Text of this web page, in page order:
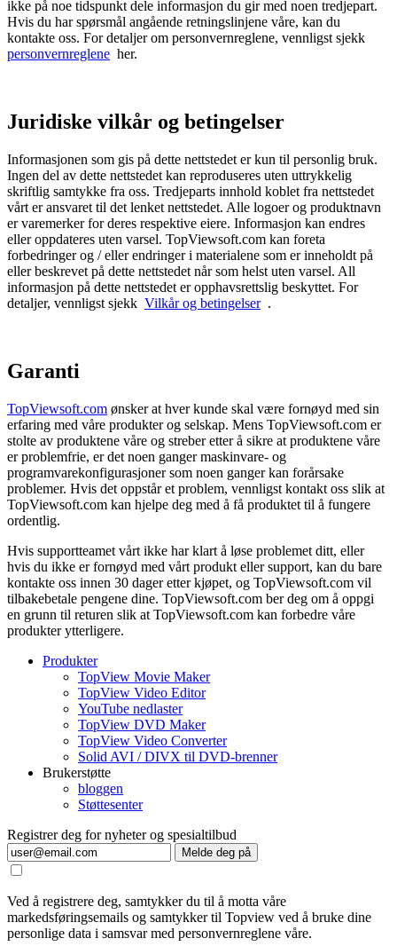
ikke på noe tidspunkt dele informasjon du gir med noen tredjepart.
Hvis du har spørsmål angående retningslinjene våre, kan du
kontakte oss. For detaljer om personvernreglene, vennligst sjekk
personvernreglene her.
Juridiske vilkår og betingelser
Informasjonen som gis på dette nettstedet er kun til personlig bruk.
Ingen del av dette nettstedet kan reproduseres uten uttrykkelig
skriftlig samtykke fra oss. Tredjeparts innhold koblet fra nettstedet
vårt er ansvaret til det lenket nettstedet. Alle logoer og produktnavn
er varemerker for deres respektive eiere. Informasjon kan endres
eller oppdateres uten varsel. TopViewsoft.com kan foreta
forbedringer og / eller endringer i materialene som er inneholdt på
eller beskrevet på dette nettstedet når som helst uten varsel. All
informasjon på dette nettstedet er opphavsrettslig beskyttet. For
detaljer, vennligst sjekk Vilkår og betingelser.
Garanti
TopViewsoft.com ønsker at hver kunde skal være fornøyd med sin
erfaring med våre produkter og selskap. Mens TopViewsoft.com er
stolte av produktene våre og streber etter å sikre at produktene våre
er problemfrie, er det noen ganger maskinvare- og
programvarekonfigurasjoner som noen ganger kan forårsake
problemer. Hvis det oppstår et problem, vennligst kontakt oss slik at
TopViewsoft.com kan hjelpe deg med å få produktet til å fungere
ordentlig.
Hvis supportteamet vårt ikke har klart å løse problemet ditt, eller
hvis du ikke er fornøyd med vårt produkt eller support, kan du bare
kontakte oss innen 30 dager etter kjøpet, og TopViewsoft.com vil
tilbakebetale pengene dine. TopViewsoft.com ber deg om å oppgi
en grunn til returen slik at TopViewsoft.com kan forbedre våre
produkter ytterligere.
Produkter
TopView Movie Maker
TopView Video Editor
YouTube nedlaster
TopView DVD Maker
TopView Video Converter
Solid AVI / DIVX til DVD-brenner
Brukerstøtte
bloggen
Støttesenter
Registrer deg for nyheter og spesialtilbud
Melde deg på
Ved å registrere deg, samtykker du til å motta våre
markedsføringsemails og samtykker til Topview ved å bruke dine
personlige data i samsvar med personvernreglene våre.